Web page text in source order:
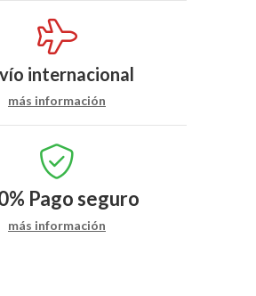
internacional
más información
Pago seguro
más información